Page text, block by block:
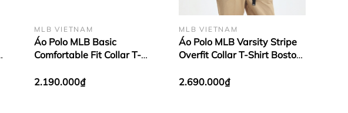
MLB VIETNAM
Áo Polo MLB Basic
Comfortable Fit Collar T-
Black
2.190.000₫
MLB VIETNAM
Áo Polo MLB Varsity Stripe
Overfit Collar T-Shirt Boston
2.690.000₫